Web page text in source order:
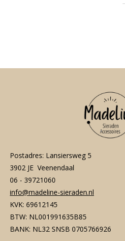
Postadres: Lansiersweg 5
3902 JE Veenendaal
06 - 39721060
info@madeline-sieraden.nl
KVK: 69612145
BTW: NL001991635B85
BANK: NL32 SNSB 0705766926